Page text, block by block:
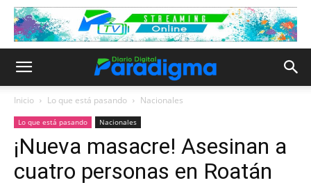
Inicio Lo que está pasando Nacionales
Lo que está pasando Nacionales
¡Nueva masacre! Asesinan a
cuatro personas en Roatán